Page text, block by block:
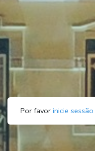
Por favor inicie sessão